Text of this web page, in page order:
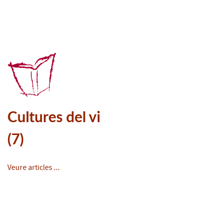
Cultures del vi
(7)
Veure articles ...